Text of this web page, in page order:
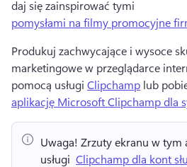
daj się zainspirować tymi
pomysłami na filmy promocyjne
Produkuj zachwycające i wysoce
marketingowe w przeglądarce
pomocą usługi Clipchamp lub
aplikację Microsoft Clipchamp dla
Uwaga! Zrzuty ekranu w tym
usługi ⁠ Clipchamp dla kont